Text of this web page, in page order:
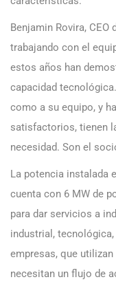
Benjamin Rovira, CEO
trabajando con el
estos años han
capacidad
como a su equipo, y
satisfactorios, tienen
necesidad. Son el
La potencia instalada
cuenta con 6 MW de
para dar servicios a
industrial,
empresas, que
necesitan un flujo de